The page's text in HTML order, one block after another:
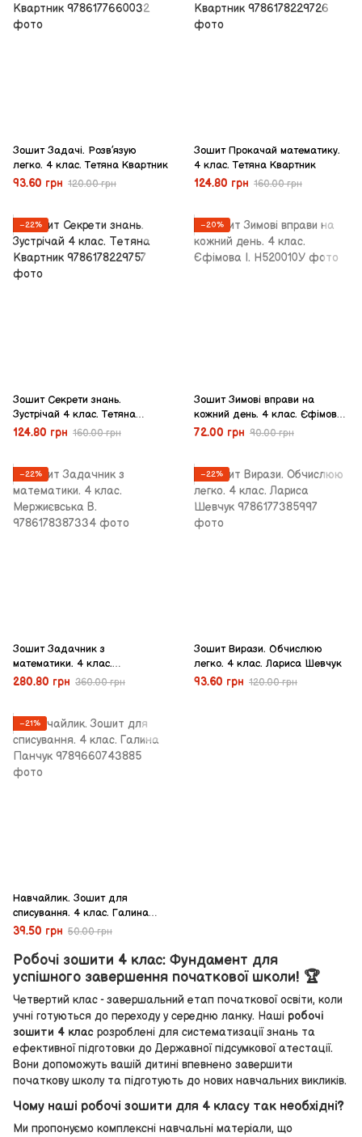
Зошит Задачі. Розв’язую
легко. 4 клас. Тетяна Квартник
93.60 грн 120.00 грн
Зошит Прокачай математику.
4 клас. Тетяна Квартник
124.80 грн 160.00 грн
−22%
Зошит Секрети знань.
Зустрічай 4 клас. Тетяна
Квартник
124.80 грн 160.00 грн
−20%
Зошит Зимові вправи на
кожний день. 4 клас. Єфімова
І.
72.00 грн 90.00 грн
−22%
Зошит Задачник з
математики. 4 клас.
Мержиєвська В.
280.80 грн 360.00 грн
−22%
Зошит Вирази. Обчислюю
легко. 4 клас. Лариса Шевчук
93.60 грн 120.00 грн
−21%
Навчайлик. Зошит для
списування. 4 клас. Галина
Панчук
39.50 грн 50.00 грн
Робочі зошити 4 клас: Фундамент для
успішного завершення початкової школи! 🏆
Четвертий клас - завершальний етап початкової освіти, коли
учні готуються до переходу у середню ланку. Наші робочі
зошити 4 клас розроблені для систематизації знань та
ефективної підготовки до Державної підсумкової атестації.
Вони допоможуть вашій дитині впевнено завершити
початкову школу та підготують до нових навчальних викликів.
Чому наші робочі зошити для 4 класу так необхідні?
Ми пропонуємо комплексні навчальні матеріали, що